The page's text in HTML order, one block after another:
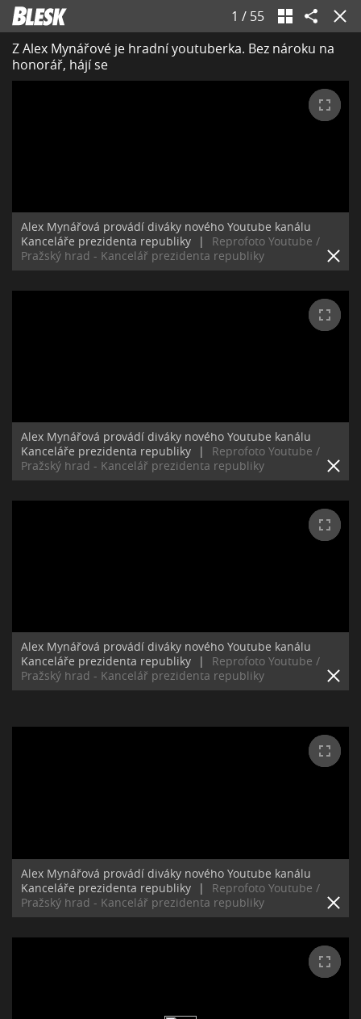
1 / 55
Z Alex Mynářové je hradní youtuberka. Bez nároku na
honorář, hájí se
Alex Mynářová provádí diváky nového Youtube kanálu
Kanceláře prezidenta republiky
|
Reprofoto Youtube /
Pražský hrad - Kancelář prezidenta republiky
Alex Mynářová provádí diváky nového Youtube kanálu
Kanceláře prezidenta republiky
|
Reprofoto Youtube /
Pražský hrad - Kancelář prezidenta republiky
Alex Mynářová provádí diváky nového Youtube kanálu
Kanceláře prezidenta republiky
|
Reprofoto Youtube /
Pražský hrad - Kancelář prezidenta republiky
Alex Mynářová provádí diváky nového Youtube kanálu
Kanceláře prezidenta republiky
|
Reprofoto Youtube /
Pražský hrad - Kancelář prezidenta republiky